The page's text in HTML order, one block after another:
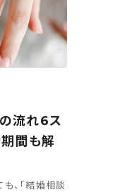
流れ6ス
間も解
、「結婚相談